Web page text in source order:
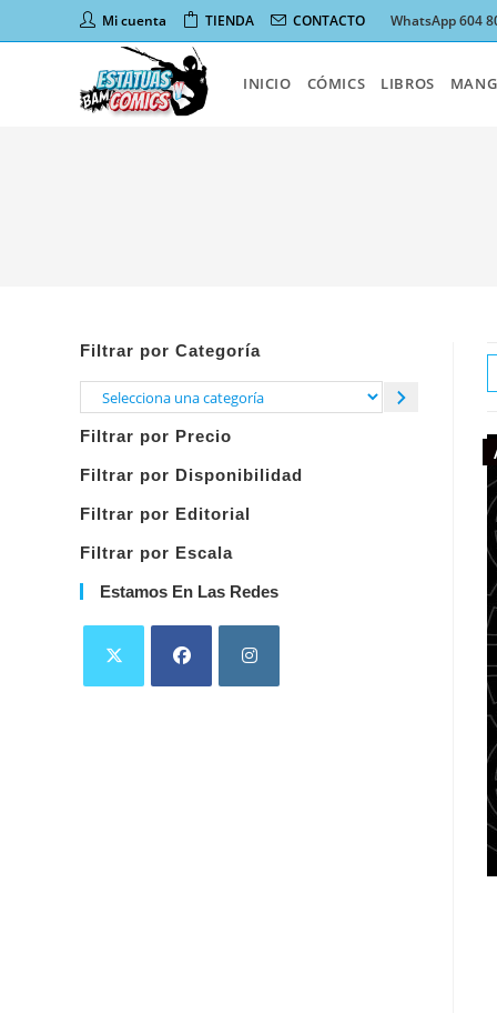
al
Mi cuenta TIENDA CONTACTO WhatsApp 604
INICIO CÓMICS LIBROS
Filtrar por Categoría
Selecciona
categoría
Filtrar por Precio
Filtrar por Disponibilidad
Filtrar por Editorial
Filtrar por Escala
Estamos En Las Redes